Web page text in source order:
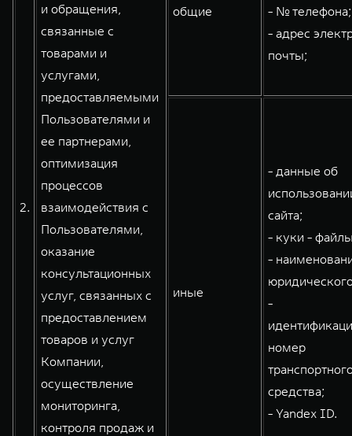
2.
и обращения,
связанные с
товарами и
услугами,
предоставляемыми
Пользователями и
ее партнерами,
оптимизация
процессов
взаимодействия с
Пользователями,
оказание
консультационных
услуг, связанных с
предоставлением
товаров и услуг
Компании,
осуществление
мониторинга,
контроля продаж и
общие
- № телефона;
- адрес
почты;
иные
- данные об
сайта;
- куки -
-
-
номер
средства;
- Yandex ID.